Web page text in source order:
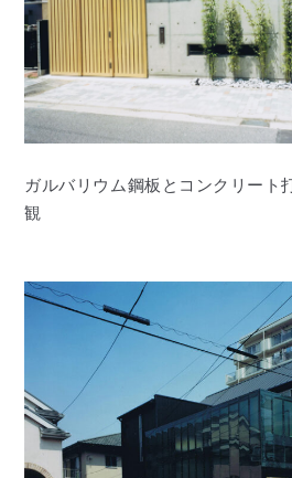
ガルバリウム鋼板とコンクリート
観